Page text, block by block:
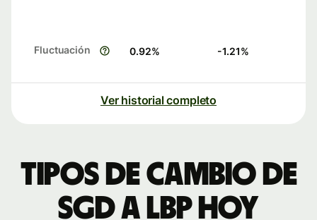
Fluctuación 0.92% -1.21%
Ver historial completo
Tipos de cambio de
SGD a LBP hoy